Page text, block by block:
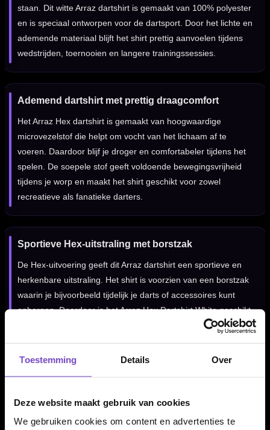
Toestemming Details Over
Deze website maakt gebruik van cookies
We gebruiken cookies om content en advertenties te
staan. Dit witte Arraz dartshirt is gemaakt van 100% polyester
en is speciaal ontworpen voor de dartsport. Door het lichte en
ademende materiaal blijft het shirt prettig aanvoelen tijdens
wedstrijden, toernooien en langere trainingssessies.
Ademend dartshirt met prettig draagcomfort
Het Arraz Hex dartshirt is gemaakt van hoogwaardige
microvezelstof die helpt om vocht van het lichaam af te
voeren. Daardoor blijf je droger en comfortabeler tijdens het
spelen. De soepele stof geeft voldoende bewegingsvrijheid
tijdens je worp en maakt het shirt geschikt voor zowel
recreatieve als fanatieke darters.
Sportieve Hex-uitstraling met borstzak
De Hex-uitvoering geeft dit Arraz dartshirt een sportieve en
herkenbare uitstraling. Het shirt is voorzien van een borstzak
waarin je bijvoorbeeld tijdelijk je darts of accessoires kunt
opbergen. Daardoor is het Arraz Hex Dartshirt White geschikt
voor individuele spelers, dartteams en darters die een
✓ Professioneel dartshirt van Arraz
✓ Gemaakt van 100% polyester